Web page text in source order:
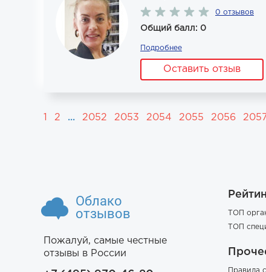
0 отзывов
Общий балл: 0
Подробнее
Оставить отзыв
2 ... 2052 2053 2054 2055 2056 2057
Облако
отзывов
Пожалуй, самые честные
отзывы в России
ТОП
ТОП
Правила